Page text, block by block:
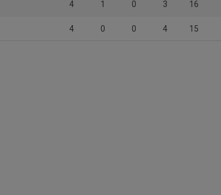
4 1 0 3 16
4 0 0 4 15